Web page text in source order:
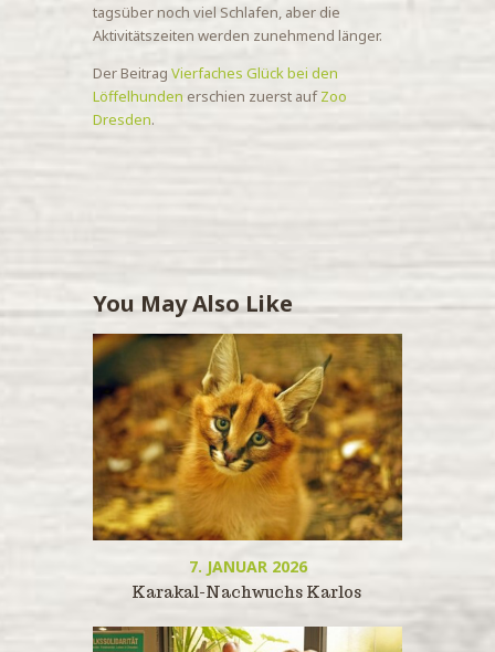
tagsüber noch viel Schlafen, aber die
Aktivitätszeiten werden zunehmend länger.
Der Beitrag Vierfaches Glück bei den
Löffelhunden erschien zuerst aufZoo
Dresden.
You May Also Like
7. JANUAR 2026
Karakal-Nachwuchs Karlos